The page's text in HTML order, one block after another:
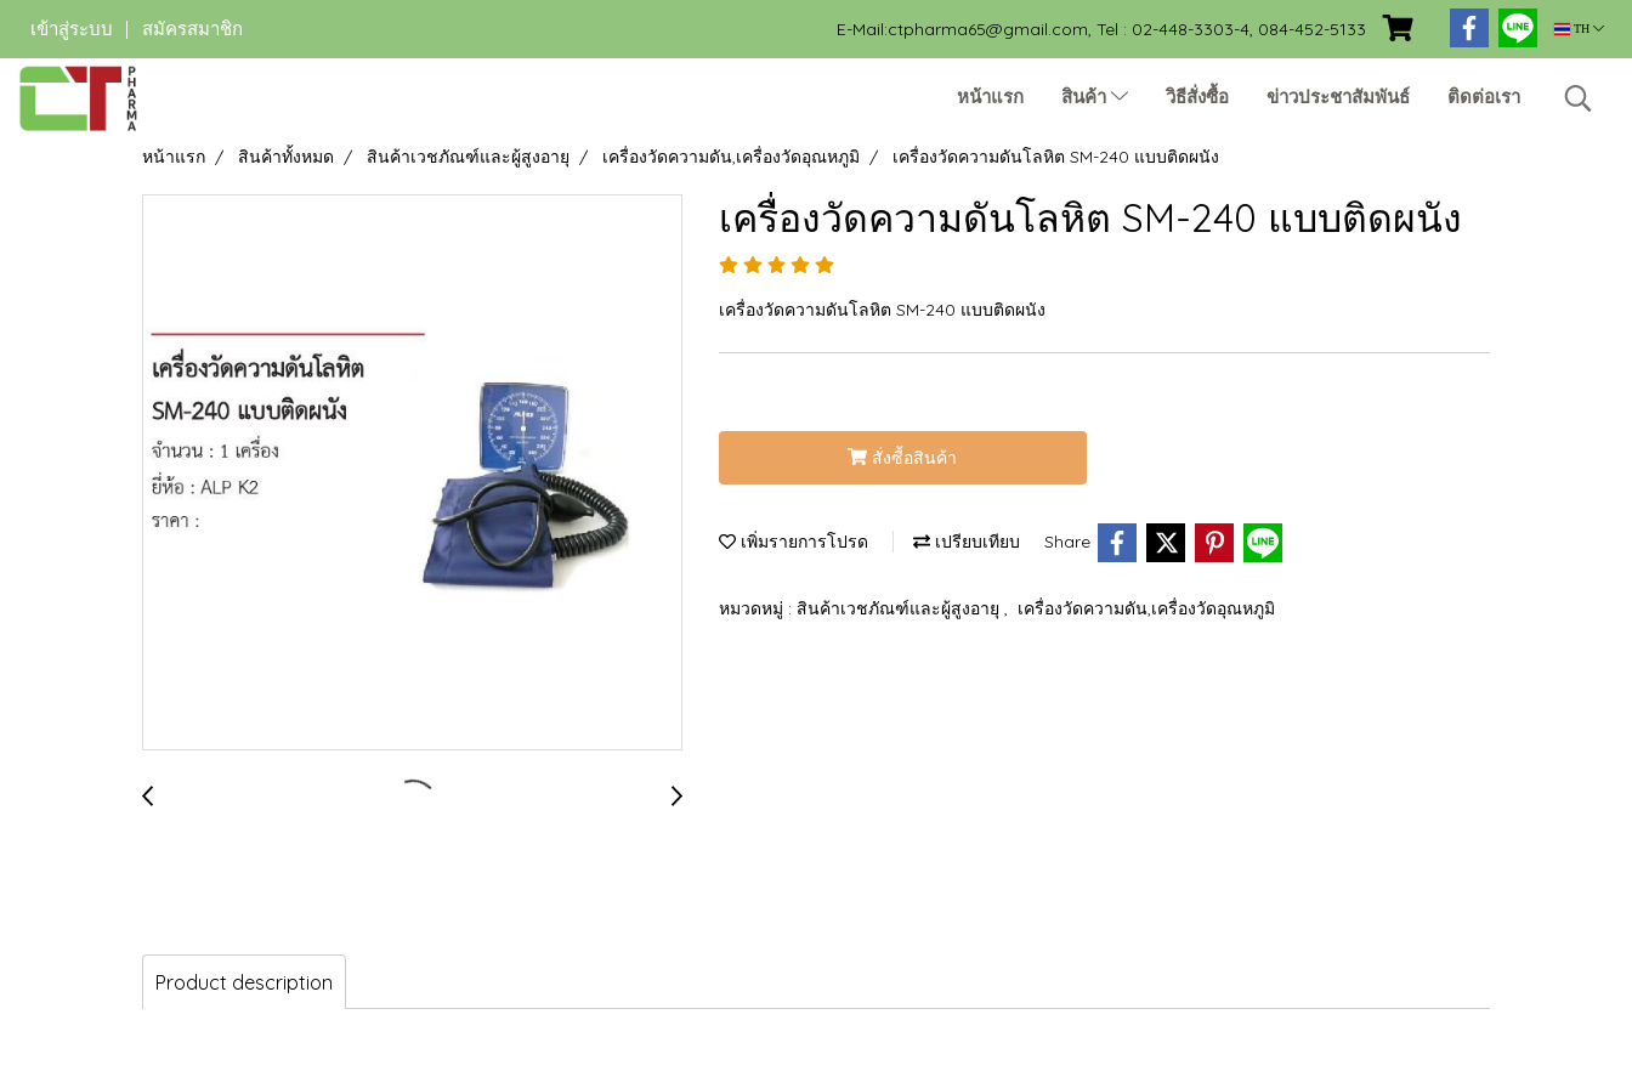
เข้าสู่ระบบ สมัครสมาชิก E-Mail:ctpharma65@gmail.com, Tel : 02-448-3303-4, 084-452-5133 TH
หน้าแรก สินค้า วิธีสั่งซื้อ ข่าวประชาสัมพันธ์ ติดต่อเรา
หน้าแรก สินค้าทั้งหมด สินค้าเวชภัณฑ์และผู้สูงอายุ เครื่องวัดความดัน,เครื่องวัดอุณหภูมิ เครื่องวัดความดันโลหิต SM-240 แบบติดผนัง
เครื่องวัดความดันโลหิต SM-240 แบบติดผนัง
เครื่องวัดความดันโลหิต SM-240 แบบติดผนัง
สั่งซื้อสินค้า
เพิ่มรายการโปรด เปรียบเทียบ Share
หมวดหมู่ : สินค้าเวชภัณฑ์และผู้สูงอายุ เครื่องวัดความดัน,เครื่องวัดอุณหภูมิ
Product description